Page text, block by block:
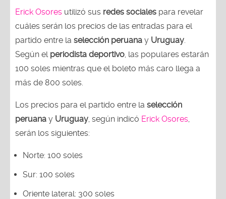
Erick Osores utilizó sus redes sociales para revelar
cuáles serán los precios de las entradas para el
partido entre la selección peruana y Uruguay
Según el periodista deportivo , las populares estarán
100 soles mientras que el boleto más caro llega a
más de 800 soles.
Los precios para el partido entre la selección
peruana y Uruguay , según indicó Erick Osores
serán los siguientes:
Norte: 100 soles
Sur: 100 soles
Oriente lateral: 300 soles